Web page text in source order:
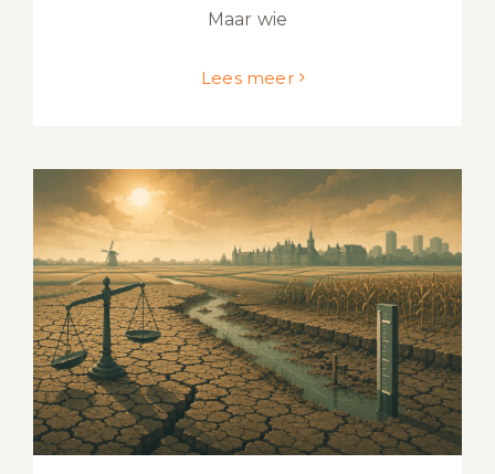
Maar wie
Lees meer
Watertekort Nederland: oorzaken,
wetgeving en maatregelen